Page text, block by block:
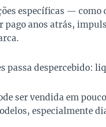
específicas —
anos atrás,
passa despercebido:
ser vendida em
especialmente